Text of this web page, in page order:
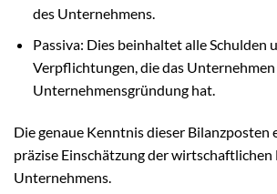
des Unternehmens.
Passiva: Dies beinhaltet alle Schulden
Verpflichtungen, die das
Unternehmensgründung hat.
Die genaue Kenntnis dieser Bilanzposten
präzise Einschätzung der wirtschaftlichen
Unternehmens.